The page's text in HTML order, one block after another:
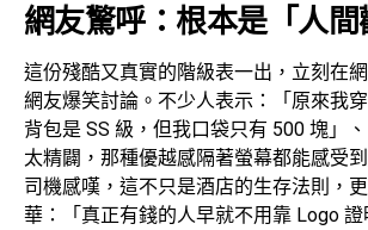
網友驚呼：根本是「人間
這份殘酷又真實的階級表一出，立刻在
網友爆笑討論。不少人表示：「原來我
背包是 SS 級，但我口袋只有 500 塊」
太精闢，那種優越感隔著螢幕都能感受
司機感嘆，這不只是酒店的生存法則，
華：「真正有錢的人早就不用靠 Logo